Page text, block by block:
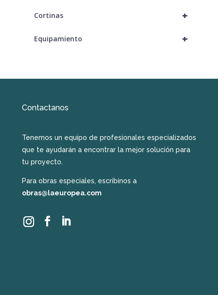
+
Cortinas
+
Equipamiento
Contactanos
Tenemos un equipo de profesionales especializados
que te ayudarán a encontrar la mejor solución para
tu proyecto.
Para obras especiales, escribinos a
obras@laeuropea.com